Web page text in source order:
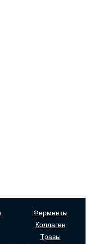
Ферменты
Коллаген
Травы